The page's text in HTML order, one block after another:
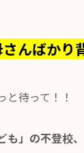
んばかり
と待って！！
も」の不登校、